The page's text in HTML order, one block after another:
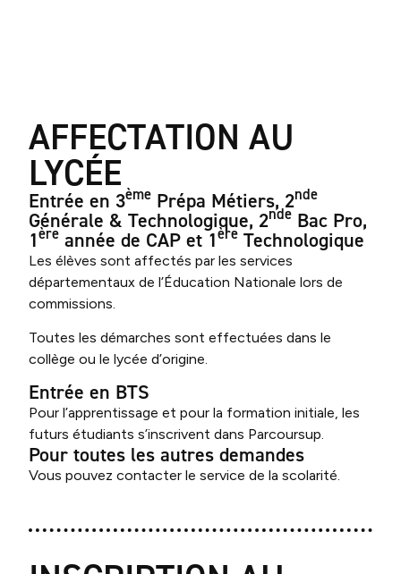
AFFECTATION AU
LYCÉE
Entrée en 3ème Prépa Métiers, 2nde
Générale & Technologique, 2nde Bac Pro,
1ère année de CAP et 1ère Technologique
Les élèves sont affectés par les services
départementaux de l’Éducation Nationale lors de
commissions.
Toutes les démarches sont effectuées dans le
collège ou le lycée d’origine.
Entrée en BTS
Pour l’apprentissage et pour la formation initiale, les
futurs étudiants s’inscrivent dans Parcoursup.
Pour toutes les autres demandes
Vous pouvez contacter le service de la scolarité.